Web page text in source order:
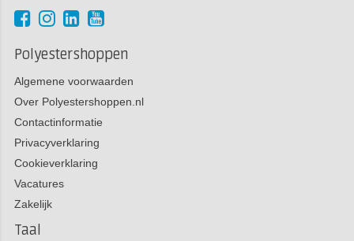
Polyestershoppen
Algemene voorwaarden
Over Polyestershoppen.nl
Contactinformatie
Privacyverklaring
Cookieverklaring
Vacatures
Zakelijk
Taal